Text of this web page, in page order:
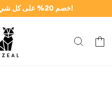
خصم 20% على كل شيء – دلّل حيوانك الأليف!
سلة